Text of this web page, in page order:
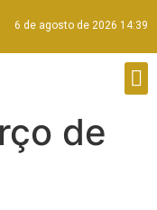
6 de agosto de 2026 14:39
de